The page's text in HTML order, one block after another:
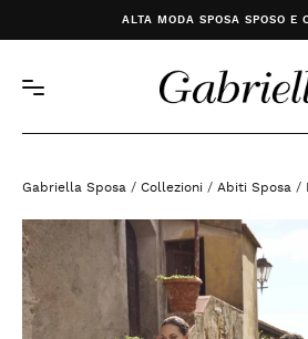
ALTA MODA SPOSA SPOSO E
Gabriella Sposa / Collezioni / Abiti Sposa /